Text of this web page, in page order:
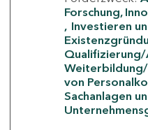
Forschung,
Investieren
Qualifizierung/
Weiterbildung/
von
Sachanlagen